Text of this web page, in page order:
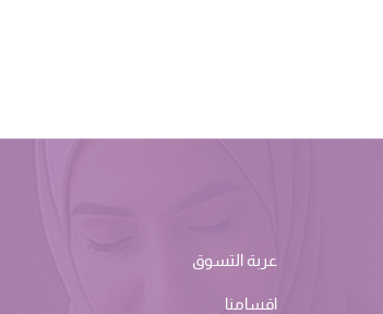
عربة التسوق
اقسامنا